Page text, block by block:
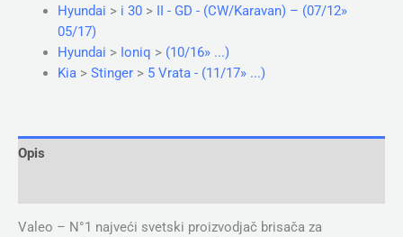
Hyundai > i 30> II - GD - (CW/Karavan) – (07/12»
05/17)
Hyundai > Ioniq > (10/16» ...)
Kia> Stinger> 5 Vrata - (11/17» ...)
Opis
Valeo – N°1 najveći svetski proizvodjač brisača za